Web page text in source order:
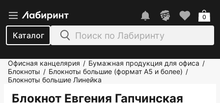
Каталог
0
Офисная канцелярия / Бумажная продукция для офиса /
Блокноты / Блокноты большие (формат А5 и более) /
Блокноты большие Линейка
Блокнот Евгения Гапчинская